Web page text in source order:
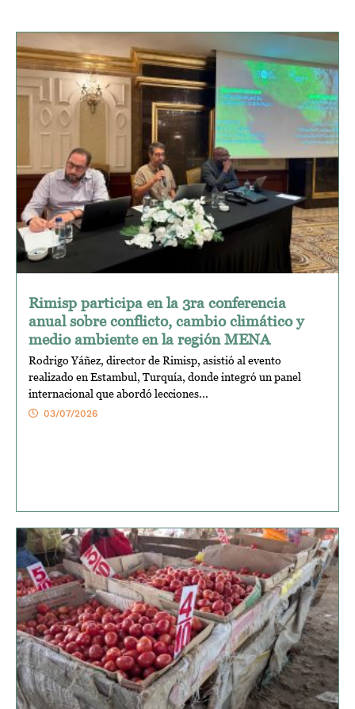
Rimisp participa en la 3ra conferencia
anual sobre conflicto, cambio climático y
medio ambiente en la región MENA
Rodrigo Yáñez, director de Rimisp, asistió al evento
realizado en Estambul, Turquía, donde integró un panel
internacional que abordó lecciones...
03/07/2026